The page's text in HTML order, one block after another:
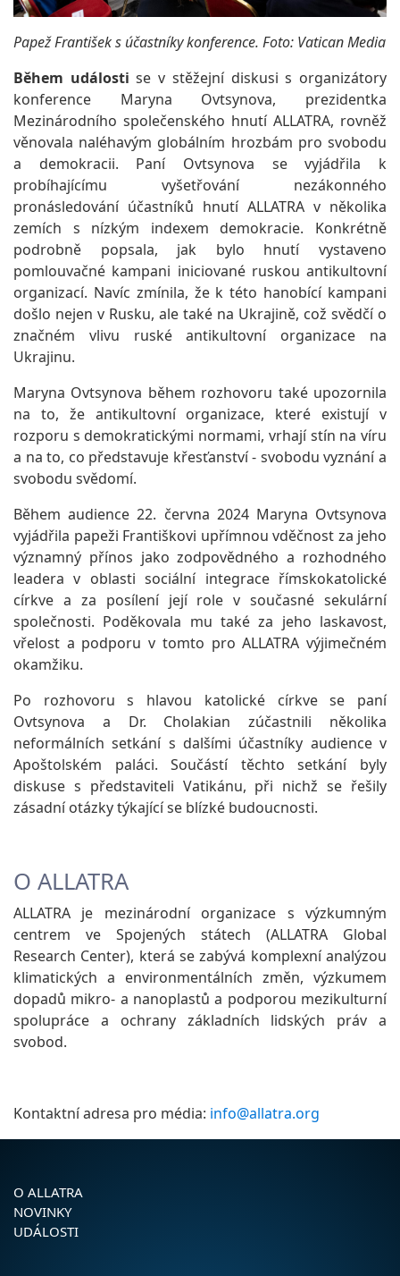
Papež František s účastníky konference. Foto: Vatican Media
Během události se v stěžejní diskusi s organizátory
konference Maryna Ovtsynova, prezidentka
Mezinárodního společenského hnutí ALLATRA, rovněž
věnovala naléhavým globálním hrozbám pro svobodu
a demokracii. Paní Ovtsynova se vyjádřila k
probíhajícímu vyšetřování nezákonného
pronásledování účastníků hnutí ALLATRA v několika
zemích s nízkým indexem demokracie. Konkrétně
podrobně popsala, jak bylo hnutí vystaveno
pomlouvačné kampani iniciované ruskou antikultovní
organizací. Navíc zmínila, že k této hanobící kampani
došlo nejen v Rusku, ale také na Ukrajině, což svědčí o
značném vlivu ruské antikultovní organizace na
Ukrajinu.
Maryna Ovtsynova během rozhovoru také upozornila
na to, že antikultovní organizace, které existují v
rozporu s demokratickými normami, vrhají stín na víru
a na to, co představuje křesťanství - svobodu vyznání a
svobodu svědomí.
Během audience 22. června 2024 Maryna Ovtsynova
vyjádřila papeži Františkovi upřímnou vděčnost za jeho
významný přínos jako zodpovědného a rozhodného
leadera v oblasti sociální integrace římskokatolické
církve a za posílení její role v současné sekulární
společnosti. Poděkovala mu také za jeho laskavost,
vřelost a podporu v tomto pro ALLATRA výjimečném
okamžiku.
Po rozhovoru s hlavou katolické církve se paní
Ovtsynova a Dr. Cholakian zúčastnili několika
neformálních setkání s dalšími účastníky audience v
Apoštolském paláci. Součástí těchto setkání byly
diskuse s představiteli Vatikánu, při nichž se řešily
zásadní otázky týkající se blízké budoucnosti.
O ALLATRA
ALLATRA je mezinárodní organizace s výzkumným
centrem ve Spojených státech (ALLATRA Global
Research Center), která se zabývá komplexní analýzou
klimatických a environmentálních změn, výzkumem
dopadů mikro- a nanoplastů a podporou mezikulturní
spolupráce a ochrany základních lidských práv a
svobod.
Kontaktní adresa pro média: info@allatra.org
O ALLATRA
NOVINKY
UDÁLOSTI